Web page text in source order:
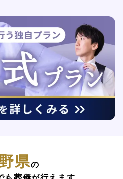
県の
も葬儀が行えます